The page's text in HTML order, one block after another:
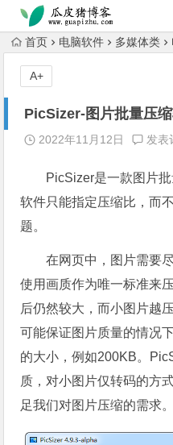
跳转到主内容
首页 电脑软件 多媒体类
PicSizer-图片批量压
2022年11月12日 发表
PicSizer是一款图片
软件只能指定压缩比，而
题。
在网页中，图片需要
使用画质作为唯一标准来
后仍然较大，而小图片越
可能保证图片质量的情况
的大小，例如200KB。
质，对小图片仅转码的方
足我们对图片压缩的需求。
A+